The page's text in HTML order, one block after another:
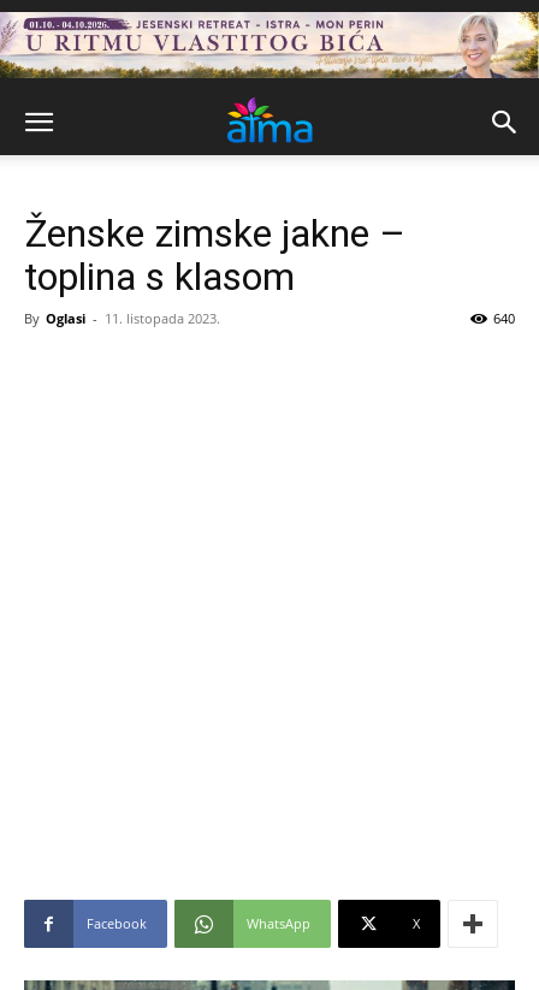
Ženske zimske jakne –
toplina s klasom
By Oglasi - 11. listopada 2023. 640
Facebook WhatsApp X